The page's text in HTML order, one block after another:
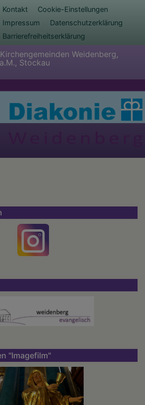
Kontakt
Cookie-Einstellungen
Impressum
Datenschutzerklärung
Barrierefreiheitserklärung
Weidenberg,
Stockau
"Imagefilm"